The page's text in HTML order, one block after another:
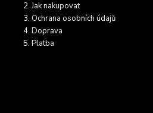
Jak nakupovat
Ochrana osobních údajů
Doprava
Platba